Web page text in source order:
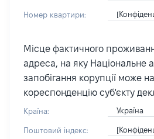
Номер квартири:
Місце фактичного
адреса, на яку Національне
запобігання корупції може
кореспонденцію суб'єкту
Країна: Україна
Поштовий індекс: